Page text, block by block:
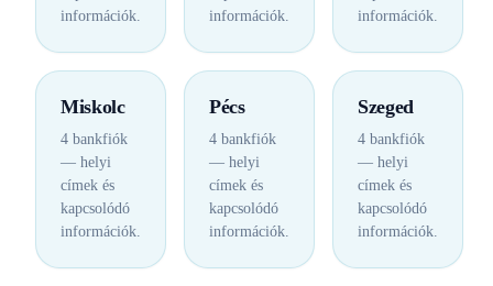
információk.
információk.
információk.
Miskolc
4 bankfiók
— helyi
címek és
kapcsolódó
információk.
Pécs
4 bankfiók
— helyi
címek és
kapcsolódó
információk.
Szeged
4 bankfiók
— helyi
címek és
kapcsolódó
információk.